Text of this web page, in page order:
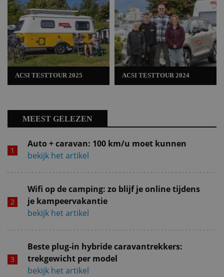
ACSI TESTTOUR 2025 ACSI TESTTOUR 2024
MEEST GELEZEN
Auto + caravan: 100 km/u moet kunnen
bekijk het artikel
Wifi op de camping: zo blijf je online tijdens
je kampeervakantie
bekijk het artikel
Beste plug-in hybride caravantrekkers:
trekgewicht per model
bekijk het artikel